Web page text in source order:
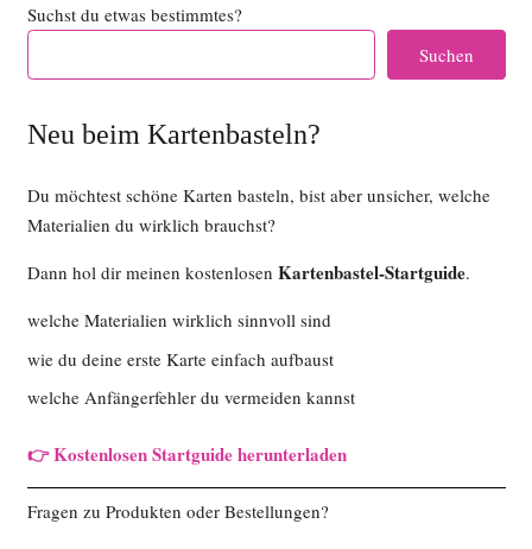
Suchst du etwas bestimmtes?
Suchen
Neu beim Kartenbasteln?
Du möchtest schöne Karten basteln, bist aber unsicher, welche
Materialien du wirklich brauchst?
Dann hol dir meinen kostenlosen Kartenbastel-Startguide.
welche Materialien wirklich sinnvoll sind
wie du deine erste Karte einfach aufbaust
welche Anfängerfehler du vermeiden kannst
👉 Kostenlosen Startguide herunterladen
Fragen zu Produkten oder Bestellungen?